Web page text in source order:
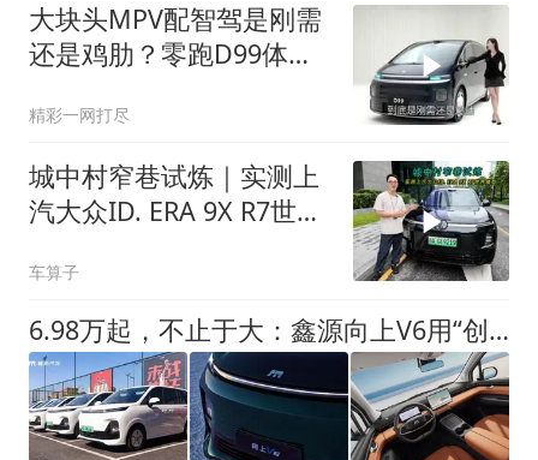
大块头MPV配智驾是刚需
还是鸡肋？零跑D99体验
精彩一网打尽
城中村窄巷试炼｜实测上
汽大众ID. ERA 9X R7世界
车算子
6.98万起，不止于大：鑫源向上V6用“创富生态”重新定义商用MPV真实价值